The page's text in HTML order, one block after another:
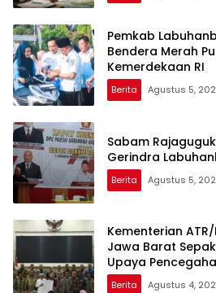
Pemkab
Bendera Merah
Kemerdekaan RI
Berita Agustus 5,
Sabam
Gerindra
Berita Agustus 5,
Kementerian ATR/
Jawa Barat
Upaya
Penguatan
Berita Agustus 4,